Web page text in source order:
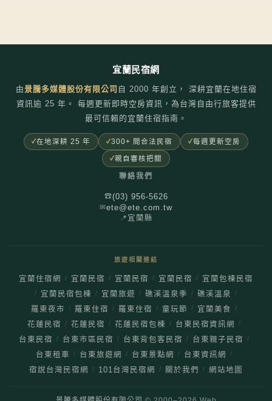
宜蘭民宿網
由景騰多媒體股份有限公司 自 2000 年創立， 深耕宜蘭在地住宿
資訊逾 25 年。 每週更新即時空房資訊，為台灣自由行旅客提供
最可信賴的宜蘭住宿指南。
在地深耕 25 年 300+ 間合法民宿 每週更新空房
親自審核把關
聯絡我們
☎(03) 956-5626
✉ete@ete.com.tw
📍 宜蘭縣
旅遊相關連結
宜蘭住宿網 / 宜蘭民宿 / 宜蘭民宿 / 宜蘭民宿 / 宜蘭包棟民宿
/ 宜蘭民宿包棟 / 宜蘭旅遊 / 礁溪溫泉季 / 礁溪溫泉 /
羅東夜市 / 羅東住宿 / 羅東住宿 / 童玩節 / 宜蘭美食 /
花蓮民宿 / 花蓮民宿 / 花蓮民宿包棟 / 台東民宿資訊網 /
台東民宿 / 台東市區民宿 / 台東背包客民宿 / 台東親子民宿 /
台東租車 / 台東旅遊網 / 台東景點網 / 台東資訊網 /
宿說台灣民宿網 / 101台灣民宿網 / 關於我們 / 網站地圖